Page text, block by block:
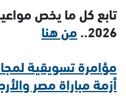
تابع كل ما يخص
2026.. من هنا
مؤامرة تسويقية
أزمة مباراة مصر